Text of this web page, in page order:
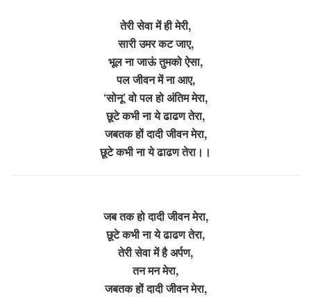
तेरी सेवा में ही मेरी,
सारी उमर कट जाए,
भूल ना जाऊं तुमको ऐसा,
पल जीवन में ना आए,
‘सोनू’ वो पल हो अंतिम मेरा,
छूटे कभी ना ये ढाढण तेरा,
जबतक हों दादी जीवन मेरा,
छूटे कभी ना ये ढाढण तेरा।।
जब तक हो दादी जीवन मेरा,
छूटे कभी ना ये ढाढण तेरा,
तेरी सेवा में है अर्पण,
तन मन मेरा,
जबतक हों दादी जीवन मेरा,